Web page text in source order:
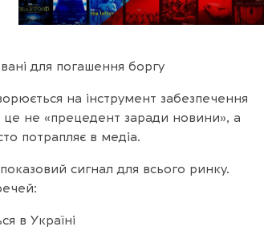
для погашення боргу
на інструмент забезпечення
це не «прецедент заради новини», а
потрапляє в медіа.
сигнал для всього ринку.
в Україні